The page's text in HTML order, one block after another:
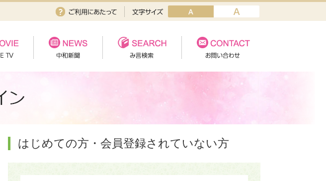
はじめての方・会員登録されていない方